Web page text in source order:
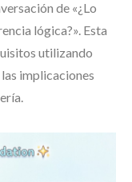
de «¿Lo
lógica?». Esta
utilizando
implicaciones